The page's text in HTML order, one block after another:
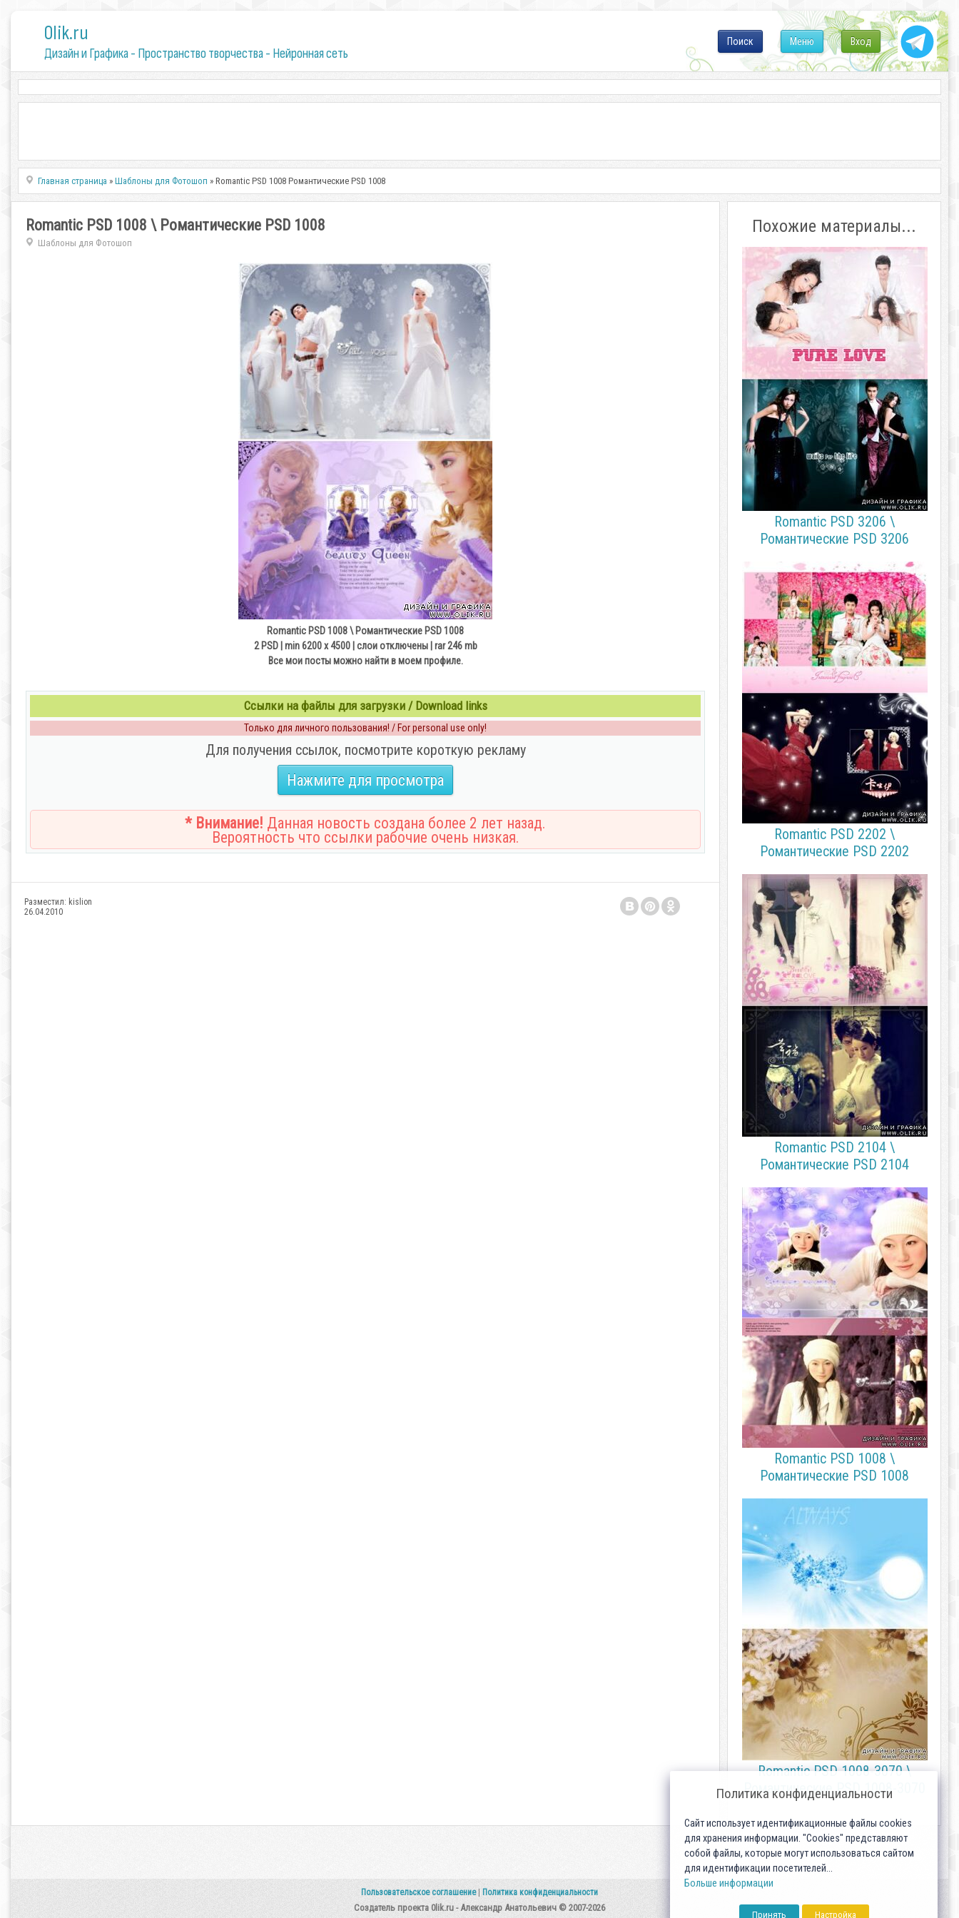
0lik.ru
Дизайн и Графика - Пространство творчества - Нейронная сеть
Вход
Меню
Поиск
Главная страница »Шаблоны для Фотошоп » Romantic PSD 1008 Романтические PSD 1008
Romantic PSD 1008 \ Романтические PSD 1008
Шаблоны для Фотошоп
Romantic PSD 1008 \ Романтические PSD 1008
2 PSD | min 6200 x 4500 | слои отключены | rar 246 mb
Все мои посты можно найти в моем профиле.
Ссылки на файлы для загрузки / Download links
Только для личного пользования! / For personal use only!
Для получения ссылок, посмотрите короткую рекламу
Нажмите для просмотра
* Внимание! Данная новость создана более 2 лет назад.
Вероятность что ссылки рабочие очень низкая.
Разместил: kislion
26.04.2010
Похожие материалы...
Romantic PSD 3206 \
Романтические PSD 3206
Romantic PSD 2202 \
Романтические PSD 2202
Romantic PSD 2104 \
Романтические PSD 2104
Romantic PSD 1008 \
Романтические PSD 1008
Romantic PSD 1008-3070 \
Романтические PSD 1008-3070
Пользовательское соглашение Политика конфиденциальности
Создатель проекта 0lik.ru - Александр Анатольевич © 2007-2026
Политика конфиденциальности
Сайт использует идентификационные файлы cookies
для хранения информации. "Cookies" представляют
собой файлы, которые могут использоваться сайтом
для идентификации посетителей...
Больше информации
Принять Настройка